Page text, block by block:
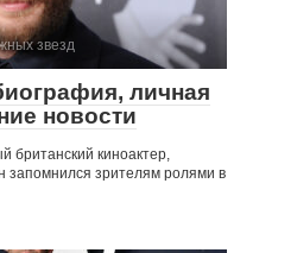
звезд
личная
новости
британский киноактер,
запомнился зрителям ролями в